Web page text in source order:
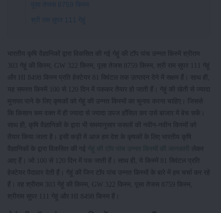
पूसा तेजस 8759 किस्म
श्री राम सुपर 111 गेहूं
भारतीय कृषि वैज्ञानिकों द्वारा विकसित की गई गेहूं की टॉप पांच उन्नत किस्में श्रीराम
303 गेहूं की किस्म, GW 322 किस्म, पूसा तेजस 8759 किस्म, श्री राम सुपर 111 गेहूं
और HI 8498 किस्म प्रति हेक्टेयर 81 क्विंटल तक उत्पादन देने में सक्षम हैं। साथ ही,
यह समस्त किस्में 100 से 120 दिन में पककर तैयार हो जाती हैं। गेहूं की खेती से ज्यादा
मुनाफा पाने के लिए कृषकों को गेहूं की उन्नत किस्मों का चुनाव करना चाहिए। जिससे
कि किसान कम वक्त में ही ज्यादा से ज्यादा उपज हाँसिल कर उसे बाजार में बेच सकें।
साथ ही, कृषि वैज्ञानिकों के द्वारा भी समयानुसार फसलों की नवीन-नवीन किस्मों को
तैयार किया जाता है। इसी कड़ी में आज हम देश के कृषकों के लिए भारतीय कृषि
वैज्ञानिकों के द्वारा विकसित की गई गेहूं की टॉप पांच उन्नत किस्मों की जानकारी
लेकर
आए हैं। जो 100 से 120 दिन में पक जाती हैं। साथ ही, ये किस्में 81 क्विंटल प्रति
हेक्टेयर पैदावार देती हैं। गेहूं की जिन टॉप पांच उन्नत किस्मों के बारे में हम चर्चा कर रहे
हैं। वह श्रीराम 303 गेहूं की किस्म, GW 322 किस्म, पूसा तेजस 8759 किस्म,
श्रीराम सुपर 111 गेहूं और HI 8498 किस्म हैं।